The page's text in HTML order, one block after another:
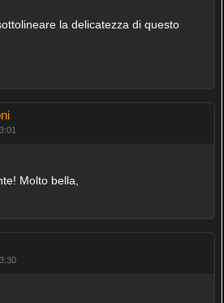
la delicatezza di questo
Molto bella,